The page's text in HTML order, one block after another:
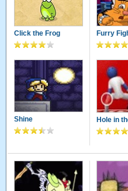
Click the Frog Furry
Shine Hole in